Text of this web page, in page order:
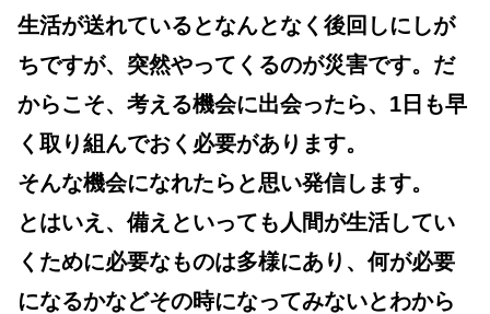
生活が送れているとなんとなく後回しにしが
ちですが、突然やってくるのが災害です。だ
からこそ、考える機会に出会ったら、1日も早
く取り組んでおく必要があります。
そんな機会になれたらと思い発信します。
とはいえ、備えといっても人間が生活してい
くために必要なものは多様にあり、何が必要
になるかなどその時になってみないとわから